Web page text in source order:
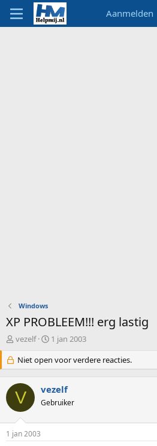
Aanmelden
Windows
XP PROBLEEM!!! erg lastig
O
d
e
r
w
e
r
p
s
vezelf
S
a
r
d
a
u
1 jan 2003
Niet open voor verdere reacties.
V vezelf
Gebruiker
1 jan 2003